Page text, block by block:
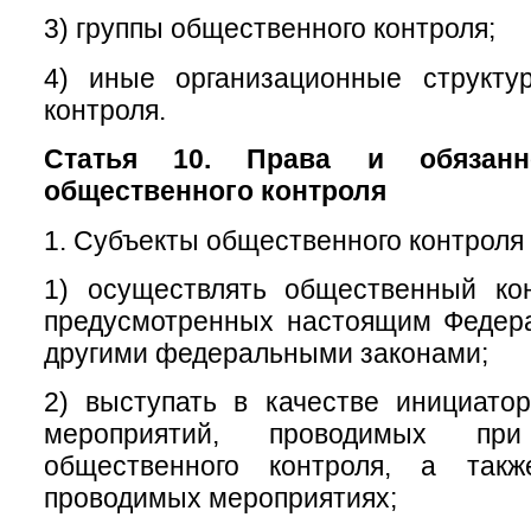
3) группы общественного контроля;
4) иные организационные
контроля.
Статья 10. Права и
общественного контроля
1. Субъекты общественного контроля
1) осуществлять общественный
предусмотренных настоящим
другими федеральными законами;
2) выступать в качестве
мероприятий, проводимых при
общественного контроля, а
проводимых мероприятиях;